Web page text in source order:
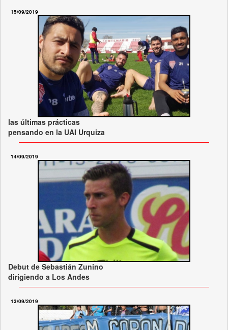
15/09/2019
las últimas prácticas
pensando en la UAI Urquiza
14/09/2019
Debut de Sebastián Zunino
dirigiendo a Los Andes
13/09/2019